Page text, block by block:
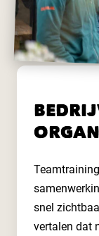
snel
vertalen dat